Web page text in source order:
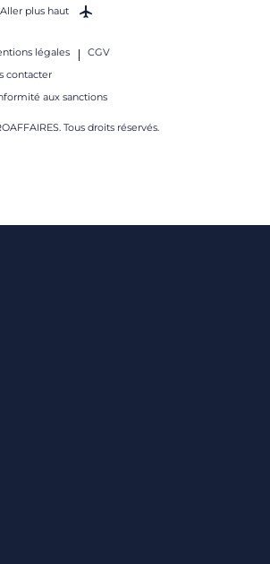
légales
CGV
contacter
aux sanctions
Tous droits réservés.
Aller plus haut